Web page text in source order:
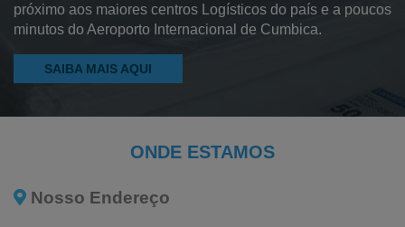
Saco Canela
próximo aos maiores centros Logísticos do país e a poucos
minutos do Aeroporto Internacional de Cumbica.
SAIBA MAIS AQUI
ONDE ESTAMOS
Nosso Endereço